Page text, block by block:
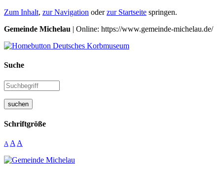
Zum Inhalt, zur Navigation oderzur Startseite springen.
Gemeinde Michelau | Online: https://www.gemeinde-michelau.de/
Suche
suchen
Schriftgröße
A A A